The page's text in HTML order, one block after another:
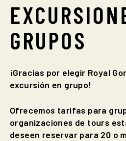
GRUPOS
¡Gracias por elegir Royal
excursión en grupo!
Ofrecemos tarifas para
organizaciones de tours
deseen reservar para 20 o